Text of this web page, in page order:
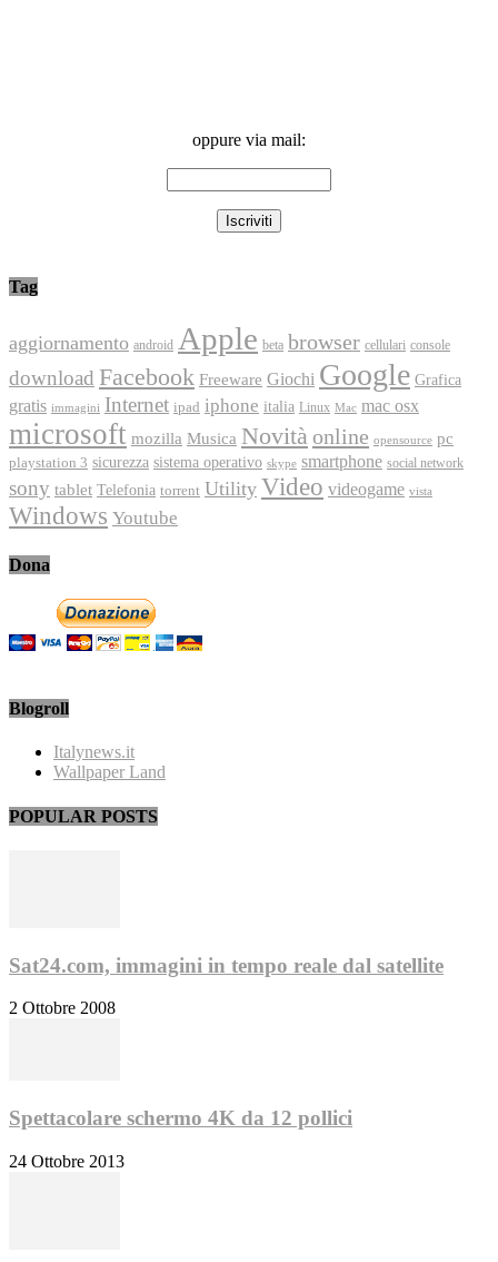
oppure via mail:
Tag
aggiornamento android Apple beta browser cellulari console
download Facebook Freeware Giochi Google Grafica
gratis immagini Internet ipad iphone italia Linux Mac mac osx
microsoft mozilla Musica Novità online opensource pc
playstation 3 sicurezza sistema operativo skype smartphone social network
sony tablet Telefonia torrent Utility Video videogame vista
Windows Youtube
Dona
Blogroll
Italynews.it
Wallpaper Land
POPULAR POSTS
Sat24.com, immagini in tempo reale dal satellite
2 Ottobre 2008
Spettacolare schermo 4K da 12 pollici
24 Ottobre 2013